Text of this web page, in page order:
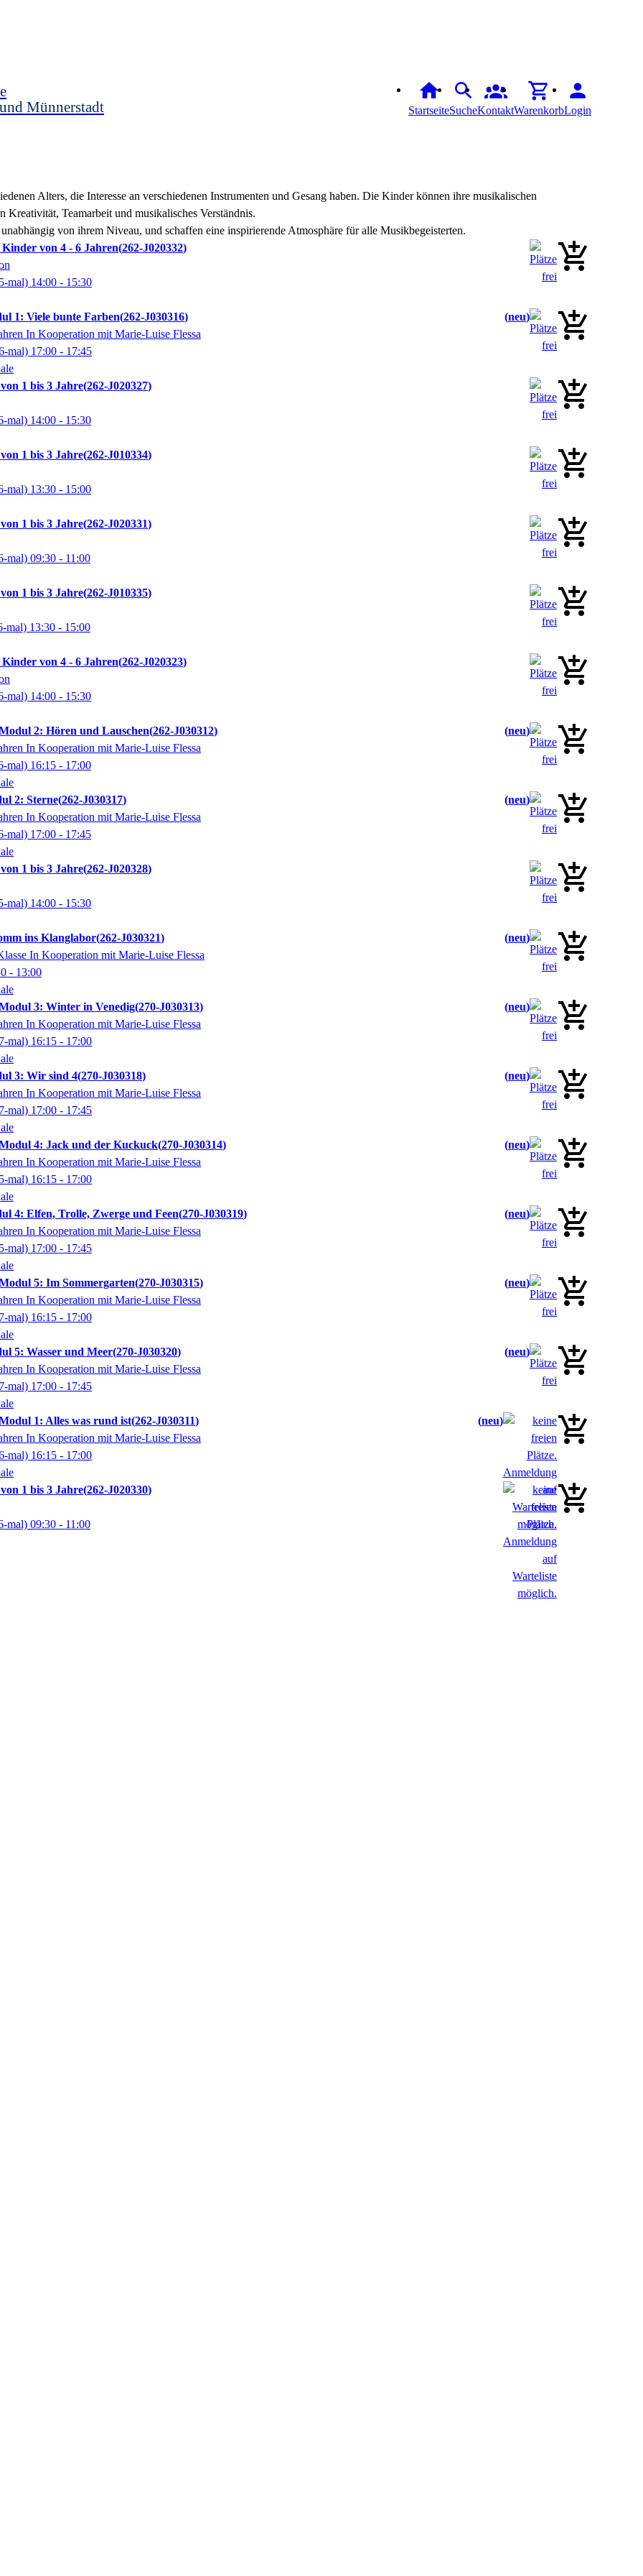
Münnerstadt
StartseiteSucheKontaktWarenkorbLogin
Alters, die Interesse an verschiedenen Instrumenten und Gesang haben. Die Kinder können ihre musikalischen
Teamarbeit und musikalisches Verständnis.
von ihrem Niveau, und schaffen eine inspirierende Atmosphäre für alle Musikbegeisterten.
von 4 - 6 Jahren 262-J020332
mal) 14:00 - 15:30
1: Alles was rund ist 262-J030311
neu
In Kooperation mit Marie-Luise Flessa
mal) 16:15 - 17:00
1: Viele bunte Farben 262-J030316
neu
In Kooperation mit Marie-Luise Flessa
mal) 17:00 - 17:45
1 bis 3 Jahre 262-J020327
mal) 14:00 - 15:30
1 bis 3 Jahre 262-J020330
mal) 09:30 - 11:00
1 bis 3 Jahre 262-J010334
mal) 13:30 - 15:00
1 bis 3 Jahre 262-J020331
mal) 09:30 - 11:00
1 bis 3 Jahre 262-J010335
mal) 13:30 - 15:00
von 4 - 6 Jahren 262-J020323
mal) 14:00 - 15:30
2: Hören und Lauschen 262-J030312
neu
In Kooperation mit Marie-Luise Flessa
mal) 16:15 - 17:00
2: Sterne 262-J030317
neu
In Kooperation mit Marie-Luise Flessa
mal) 17:00 - 17:45
1 bis 3 Jahre 262-J020328
mal) 14:00 - 15:30
ins Klanglabor 262-J030321
neu
In Kooperation mit Marie-Luise Flessa
- 13:00
3: Winter in Venedig 270-J030313
neu
In Kooperation mit Marie-Luise Flessa
mal) 16:15 - 17:00
3: Wir sind 4 270-J030318
neu
In Kooperation mit Marie-Luise Flessa
mal) 17:00 - 17:45
4: Jack und der Kuckuck 270-J030314
neu
In Kooperation mit Marie-Luise Flessa
mal) 16:15 - 17:00
4: Elfen, Trolle, Zwerge und Feen 270-J030319
neu
In Kooperation mit Marie-Luise Flessa
mal) 17:00 - 17:45
5: Im Sommergarten 270-J030315
neu
In Kooperation mit Marie-Luise Flessa
mal) 16:15 - 17:00
5: Wasser und Meer 270-J030320
neu
In Kooperation mit Marie-Luise Flessa
mal) 17:00 - 17:45